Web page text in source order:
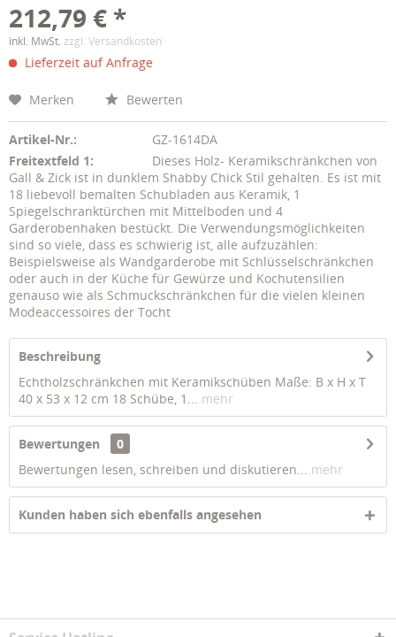
212,79 € *
inkl. MwSt. zzgl. Versandkosten
Lieferzeit auf Anfrage
Merken Bewerten
Artikel-Nr.:
GZ-1614DA
Freitextfeld 1:
Dieses Holz- Keramikschränkchen von
Gall & Zick ist in dunklem Shabby Chick Stil gehalten. Es ist mit
18 liebevoll bemalten Schubladen aus Keramik, 1
Spiegelschranktürchen mit Mittelboden und 4
Garderobenhaken bestückt. Die Verwendungsmöglichkeiten
sind so viele, dass es schwierig ist, alle aufzuzählen:
Beispielsweise als Wandgarderobe mit Schlüsselschränkchen
oder auch in der Küche für Gewürze und Kochutensilien
genauso wie als Schmuckschränkchen für die vielen kleinen
Modeaccessoires der Tocht
Beschreibung
Echtholzschränkchen mit Keramikschüben Maße: B x H x T
40 x 53 x 12 cm 18 Schübe, 1... mehr
Bewertungen
0
Bewertungen lesen, schreiben und diskutieren... mehr
Kunden haben sich ebenfalls angesehen